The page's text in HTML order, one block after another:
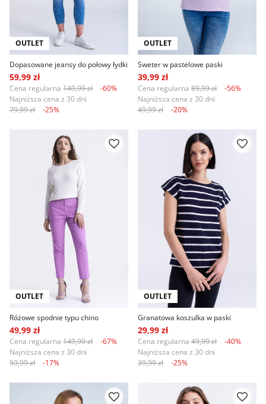
OUTLET
Dopasowane jeansy do połowy łydki
59,99 zł
Cena regularna 149,99 zł
-60%
Najniższa cena z 30 dni
79,99 zł
-25%
OUTLET
Sweter w pastelowe paski
39,99 zł
Cena regularna 89,99 zł
-56%
Najniższa cena z 30 dni
49,99 zł
-20%
OUTLET
Różowe spodnie typu chino
49,99 zł
Cena regularna 149,99 zł
-67%
Najniższa cena z 30 dni
59,99 zł
-17%
OUTLET
Granatowa koszulka w paski
29,99 zł
Cena regularna 49,99 zł
-40%
Najniższa cena z 30 dni
39,99 zł
-25%